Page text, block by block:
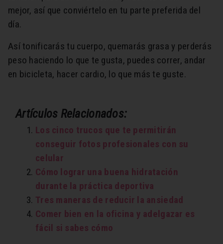
mejor, así que conviértelo en tu parte preferida del
día.
Así tonificarás tu cuerpo, quemarás grasa y perderás
peso haciendo lo que te gusta, puedes correr, andar
en bicicleta, hacer cardio, lo que más te guste.
Artículos Relacionados:
Los cinco trucos que te permitirán
conseguir fotos profesionales con su
celular
Cómo lograr una buena hidratación
durante la práctica deportiva
Tres maneras de reducir la ansiedad
Comer bien en la oficina y adelgazar es
fácil si sabes cómo